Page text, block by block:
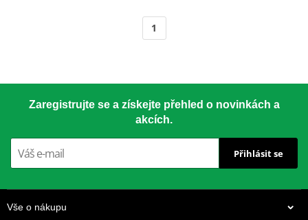
1
Zaregistrujte se a získejte přehled o novinkách a
akcích.
Přihlásit se
Vše o nákupu